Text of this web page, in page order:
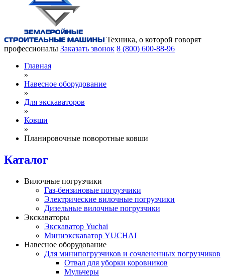
Техника, о которой говорят
профессионалы Заказать звонок 8 (800) 600-88-96
Главная
»
Навесное оборудование
»
Для экскаваторов
»
Ковши
»
Планировочные поворотные ковши
Каталог
Вилочные погрузчики
Газ-бензиновые погрузчики
Электрические вилочные погрузчики
Дизельные вилочные погрузчики
Экскаваторы
Экскаватор Yuchai
Миниэкскаватор YUCHAI
Навесное оборудование
Для минипогрузчиков и сочлененных погрузчиков
Отвал для уборки коровников
Мульчеры